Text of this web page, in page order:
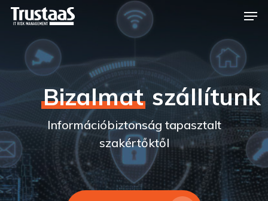
Skip
content
Bizalmatszállítunk
Információbiztonság tapasztalt
szakértőktől
Close
Menu